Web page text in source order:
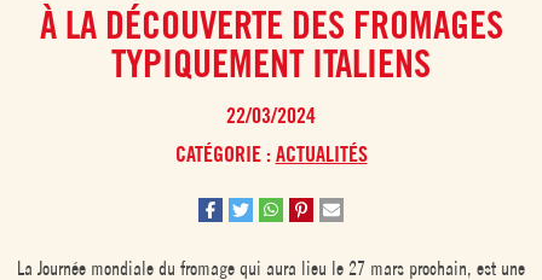
À LA DÉCOUVERTE DES FROMAGES
TYPIQUEMENT ITALIENS
22/03/2024
CATÉGORIE : ACTUALITÉS
La Journée mondiale du fromage qui aura lieu le 27 mars prochain, est une